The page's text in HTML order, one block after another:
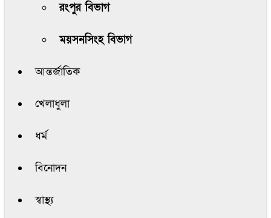
রংপুর বিভাগ
ময়সনসিংহ বিভাগ
আন্তর্জাতিক
খেলাধুলা
ধর্ম
বিনোদন
স্বাস্থ্য